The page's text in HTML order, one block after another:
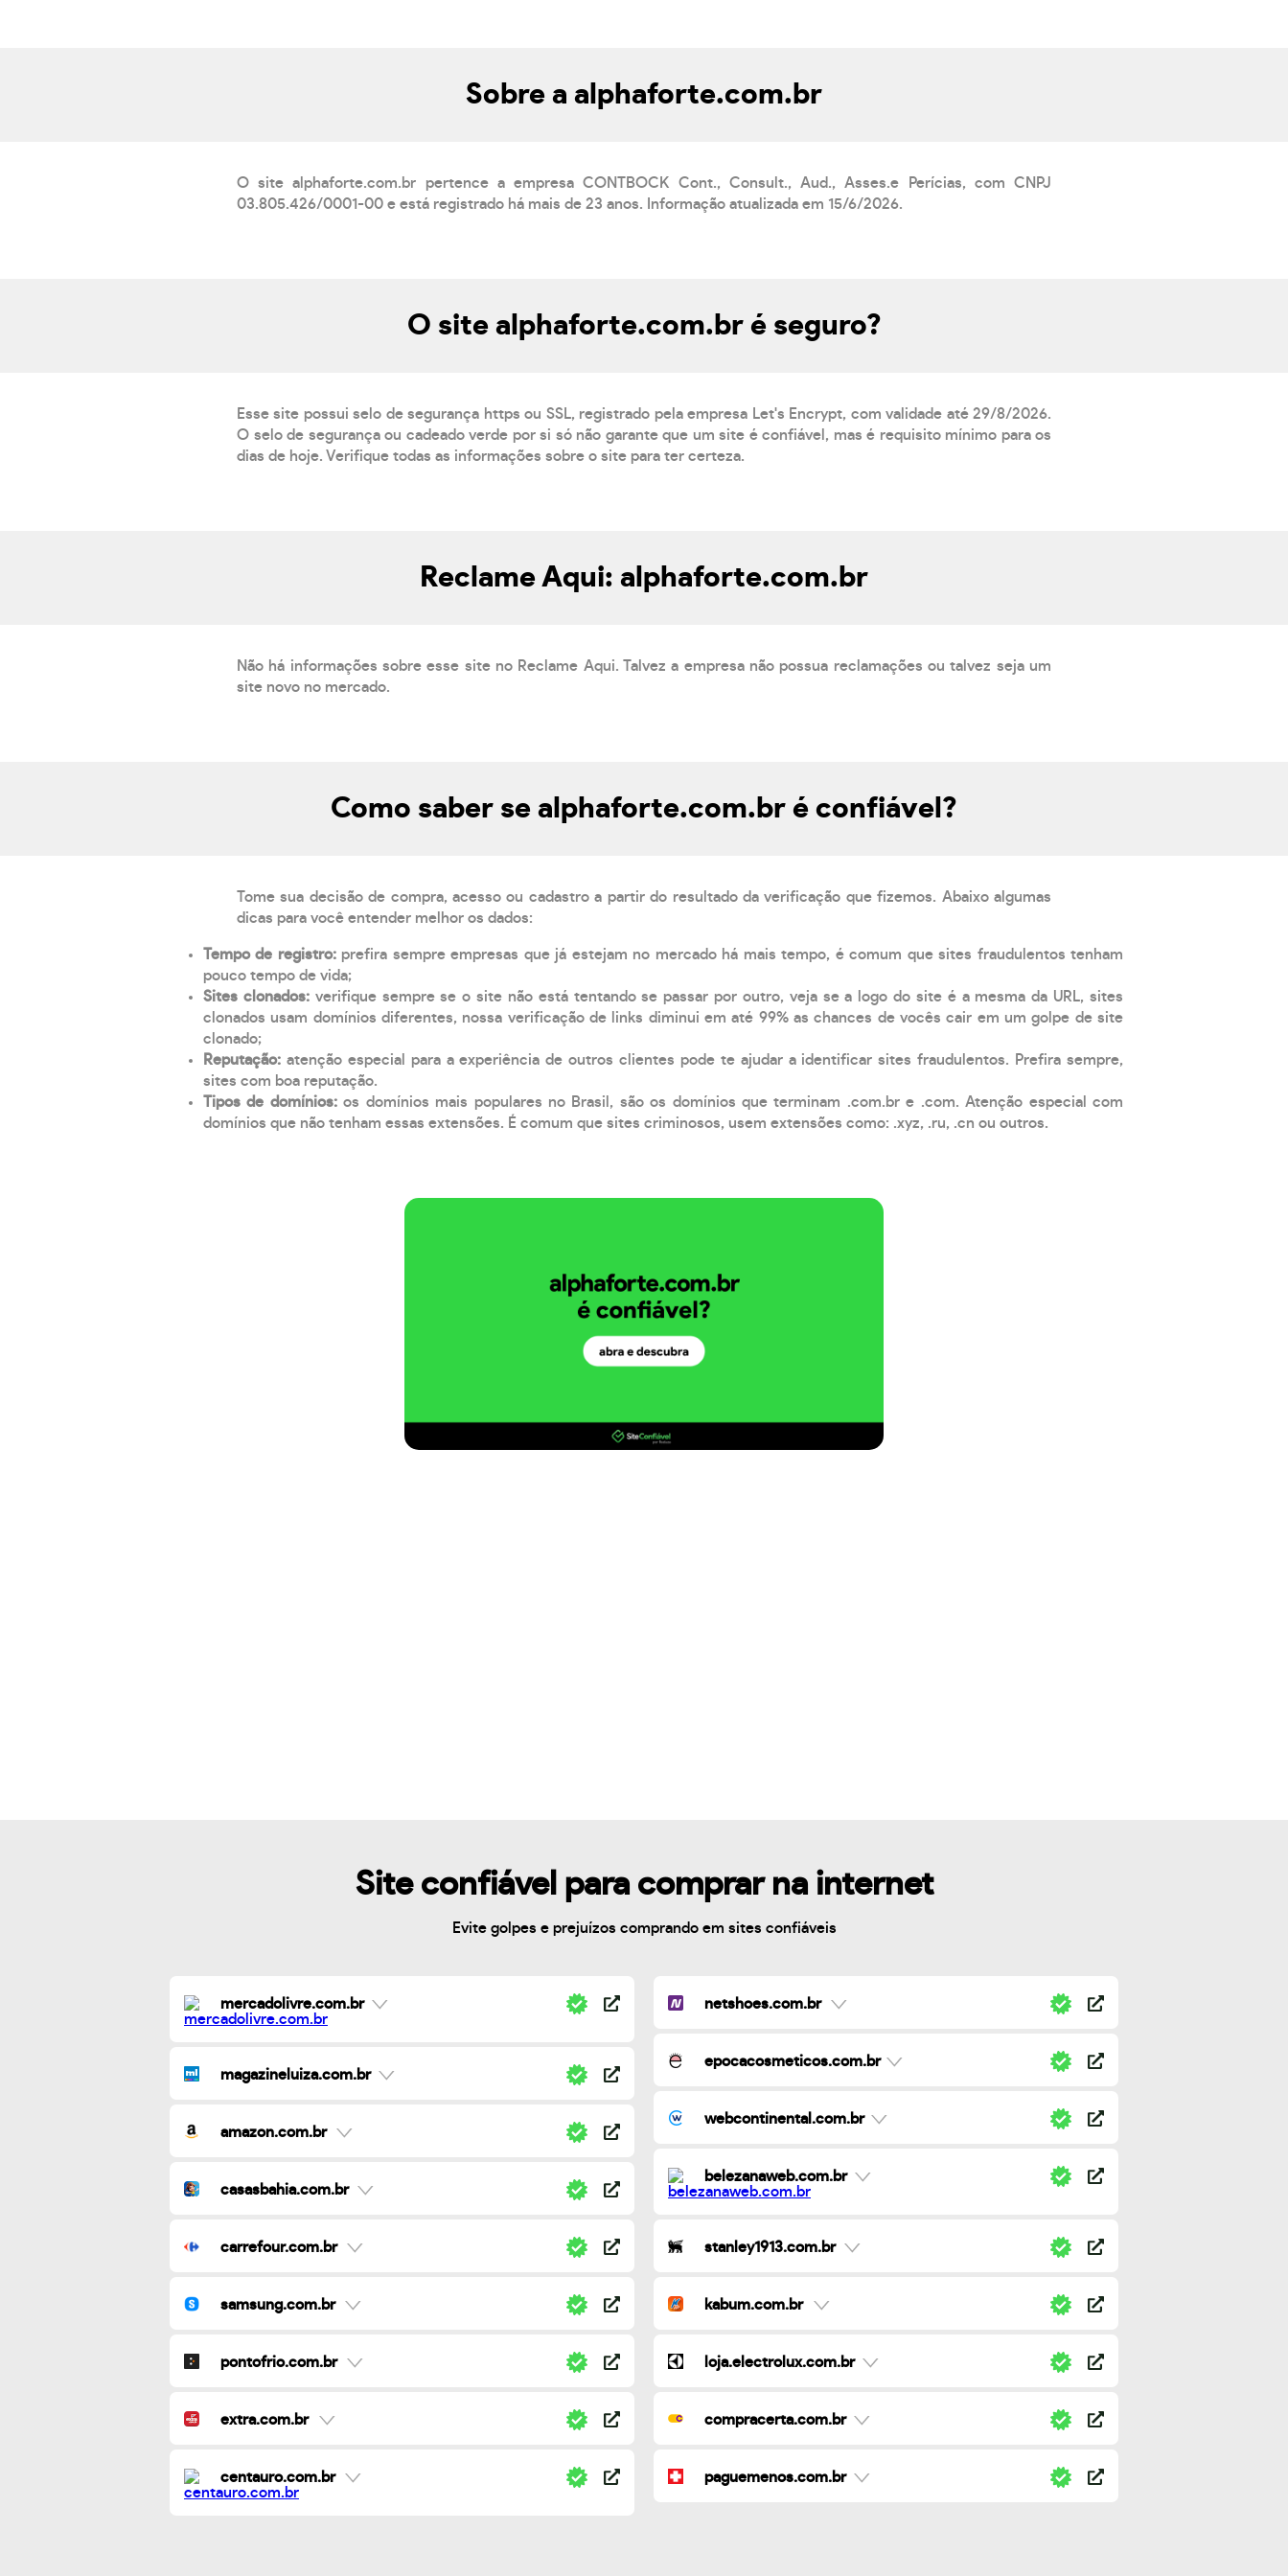
Sobre a alphaforte.com.br
O site alphaforte.com.br pertence a empresa CONTBOCK Cont., Consult., Aud., Asses.e Perícias, com CNPJ
03.805.426/0001-00 e está registrado há mais de 23 anos. Informação atualizada em 15/6/2026.
O site alphaforte.com.br é seguro?
Esse site possui selo de segurança https ou SSL, registrado pela empresa Let's Encrypt, com validade até 29/8/2026.
O selo de segurança ou cadeado verde por si só não garante que um site é confiável, mas é requisito mínimo para os
dias de hoje. Verifique todas as informações sobre o site para ter certeza.
Reclame Aqui: alphaforte.com.br
Não há informações sobre esse site no Reclame Aqui. Talvez a empresa não possua reclamações ou talvez seja um
site novo no mercado.
Como saber se alphaforte.com.br é confiável?
Tome sua decisão de compra, acesso ou cadastro a partir do resultado da verificação que fizemos. Abaixo algumas
dicas para você entender melhor os dados:
Tempo de registro: prefira sempre empresas que já estejam no mercado há mais tempo, é comum que sites fraudulentos tenham
pouco tempo de vida;
Sites clonados: verifique sempre se o site não está tentando se passar por outro, veja se a logo do site é a mesma da URL, sites
clonados usam domínios diferentes, nossa verificação de links diminui em até 99% as chances de vocês cair em um golpe de site
clonado;
Reputação: atenção especial para a experiência de outros clientes pode te ajudar a identificar sites fraudulentos. Prefira sempre,
sites com boa reputação.
Tipos de domínios:os domínios mais populares no Brasil, são os domínios que terminam .com.br e .com. Atenção especial com
domínios que não tenham essas extensões. É comum que sites criminosos, usem extensões como: .xyz, .ru, .cn ou outros.
Site confiável para comprar na internet
Evite golpes e prejuízos comprando em sites confiáveis
mercadolivre.com.br
magazineluiza.com.br
amazon.com.br
casasbahia.com.br
carrefour.com.br
samsung.com.br
pontofrio.com.br
extra.com.br
centauro.com.br
netshoes.com.br
epocacosmeticos.com.br
webcontinental.com.br
belezanaweb.com.br
stanley1913.com.br
kabum.com.br
loja.electrolux.com.br
compracerta.com.br
paguemenos.com.br